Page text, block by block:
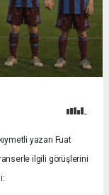
yazarı Fuat
ilgili görüşlerini